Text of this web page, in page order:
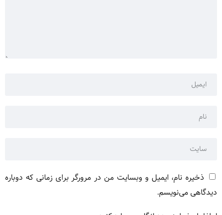
ذخیره نام، ایمیل و وبسایت من در مرورگر برای زمانی که دوباره
دیدگاهی می‌نویسم.